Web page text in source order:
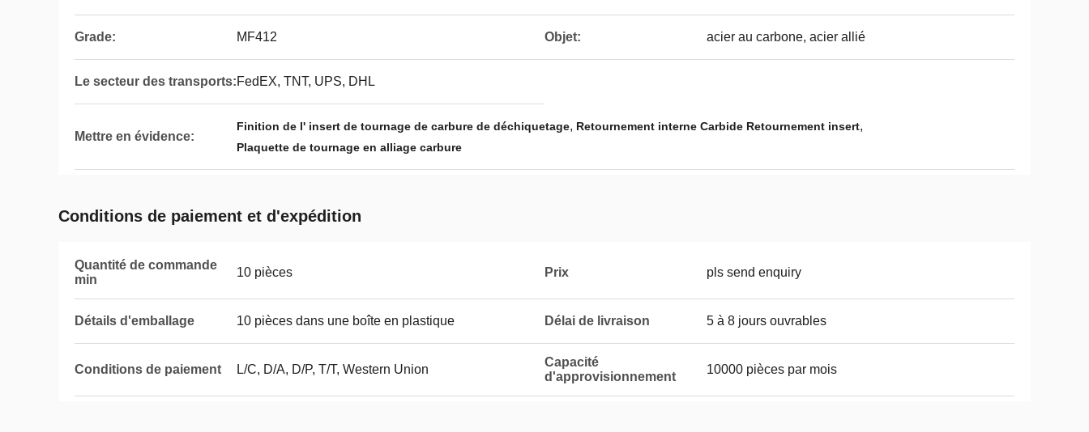
Grade: MF412 Objet: acier au carbone, acier allié
Le secteur des transports:FedEX, TNT, UPS, DHL
Mettre en évidence:
Finition de l' insert de tournage de carbure de déchiquetage, Retournement interne Carbide Retournement insert,
Plaquette de tournage en alliage carbure
Conditions de paiement et d'expédition
Quantité de commande
min
10 pièces Prix pls send enquiry
Détails d'emballage 10 pièces dans une boîte en plastique Délai de livraison 5 à 8 jours ouvrables
Conditions de paiement L/C, D/A, D/P, T/T, Western Union
Capacité
d'approvisionnement
10000 pièces par mois